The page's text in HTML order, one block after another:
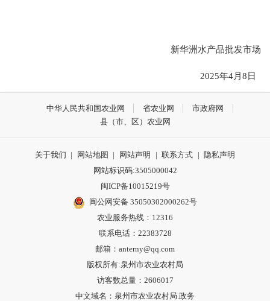
新华洲水产品批发市场
2025年4月8日
中华人民共和国农业网 省农业网
市政府网
县（市、区）农业网
关于我们 | 网站地图 | 网站声明 | 联系方式 | 隐私声明
网站标识码:3505000042
闽ICP备10015219号
闽公网安备 35050302000262号
农业服务热线：12316
联系电话：22383728
邮箱：anterny@qq.com
版权所有:泉州市农业农村局
访客数总量： 2606017
中文域名：泉州市农业农村局.政务